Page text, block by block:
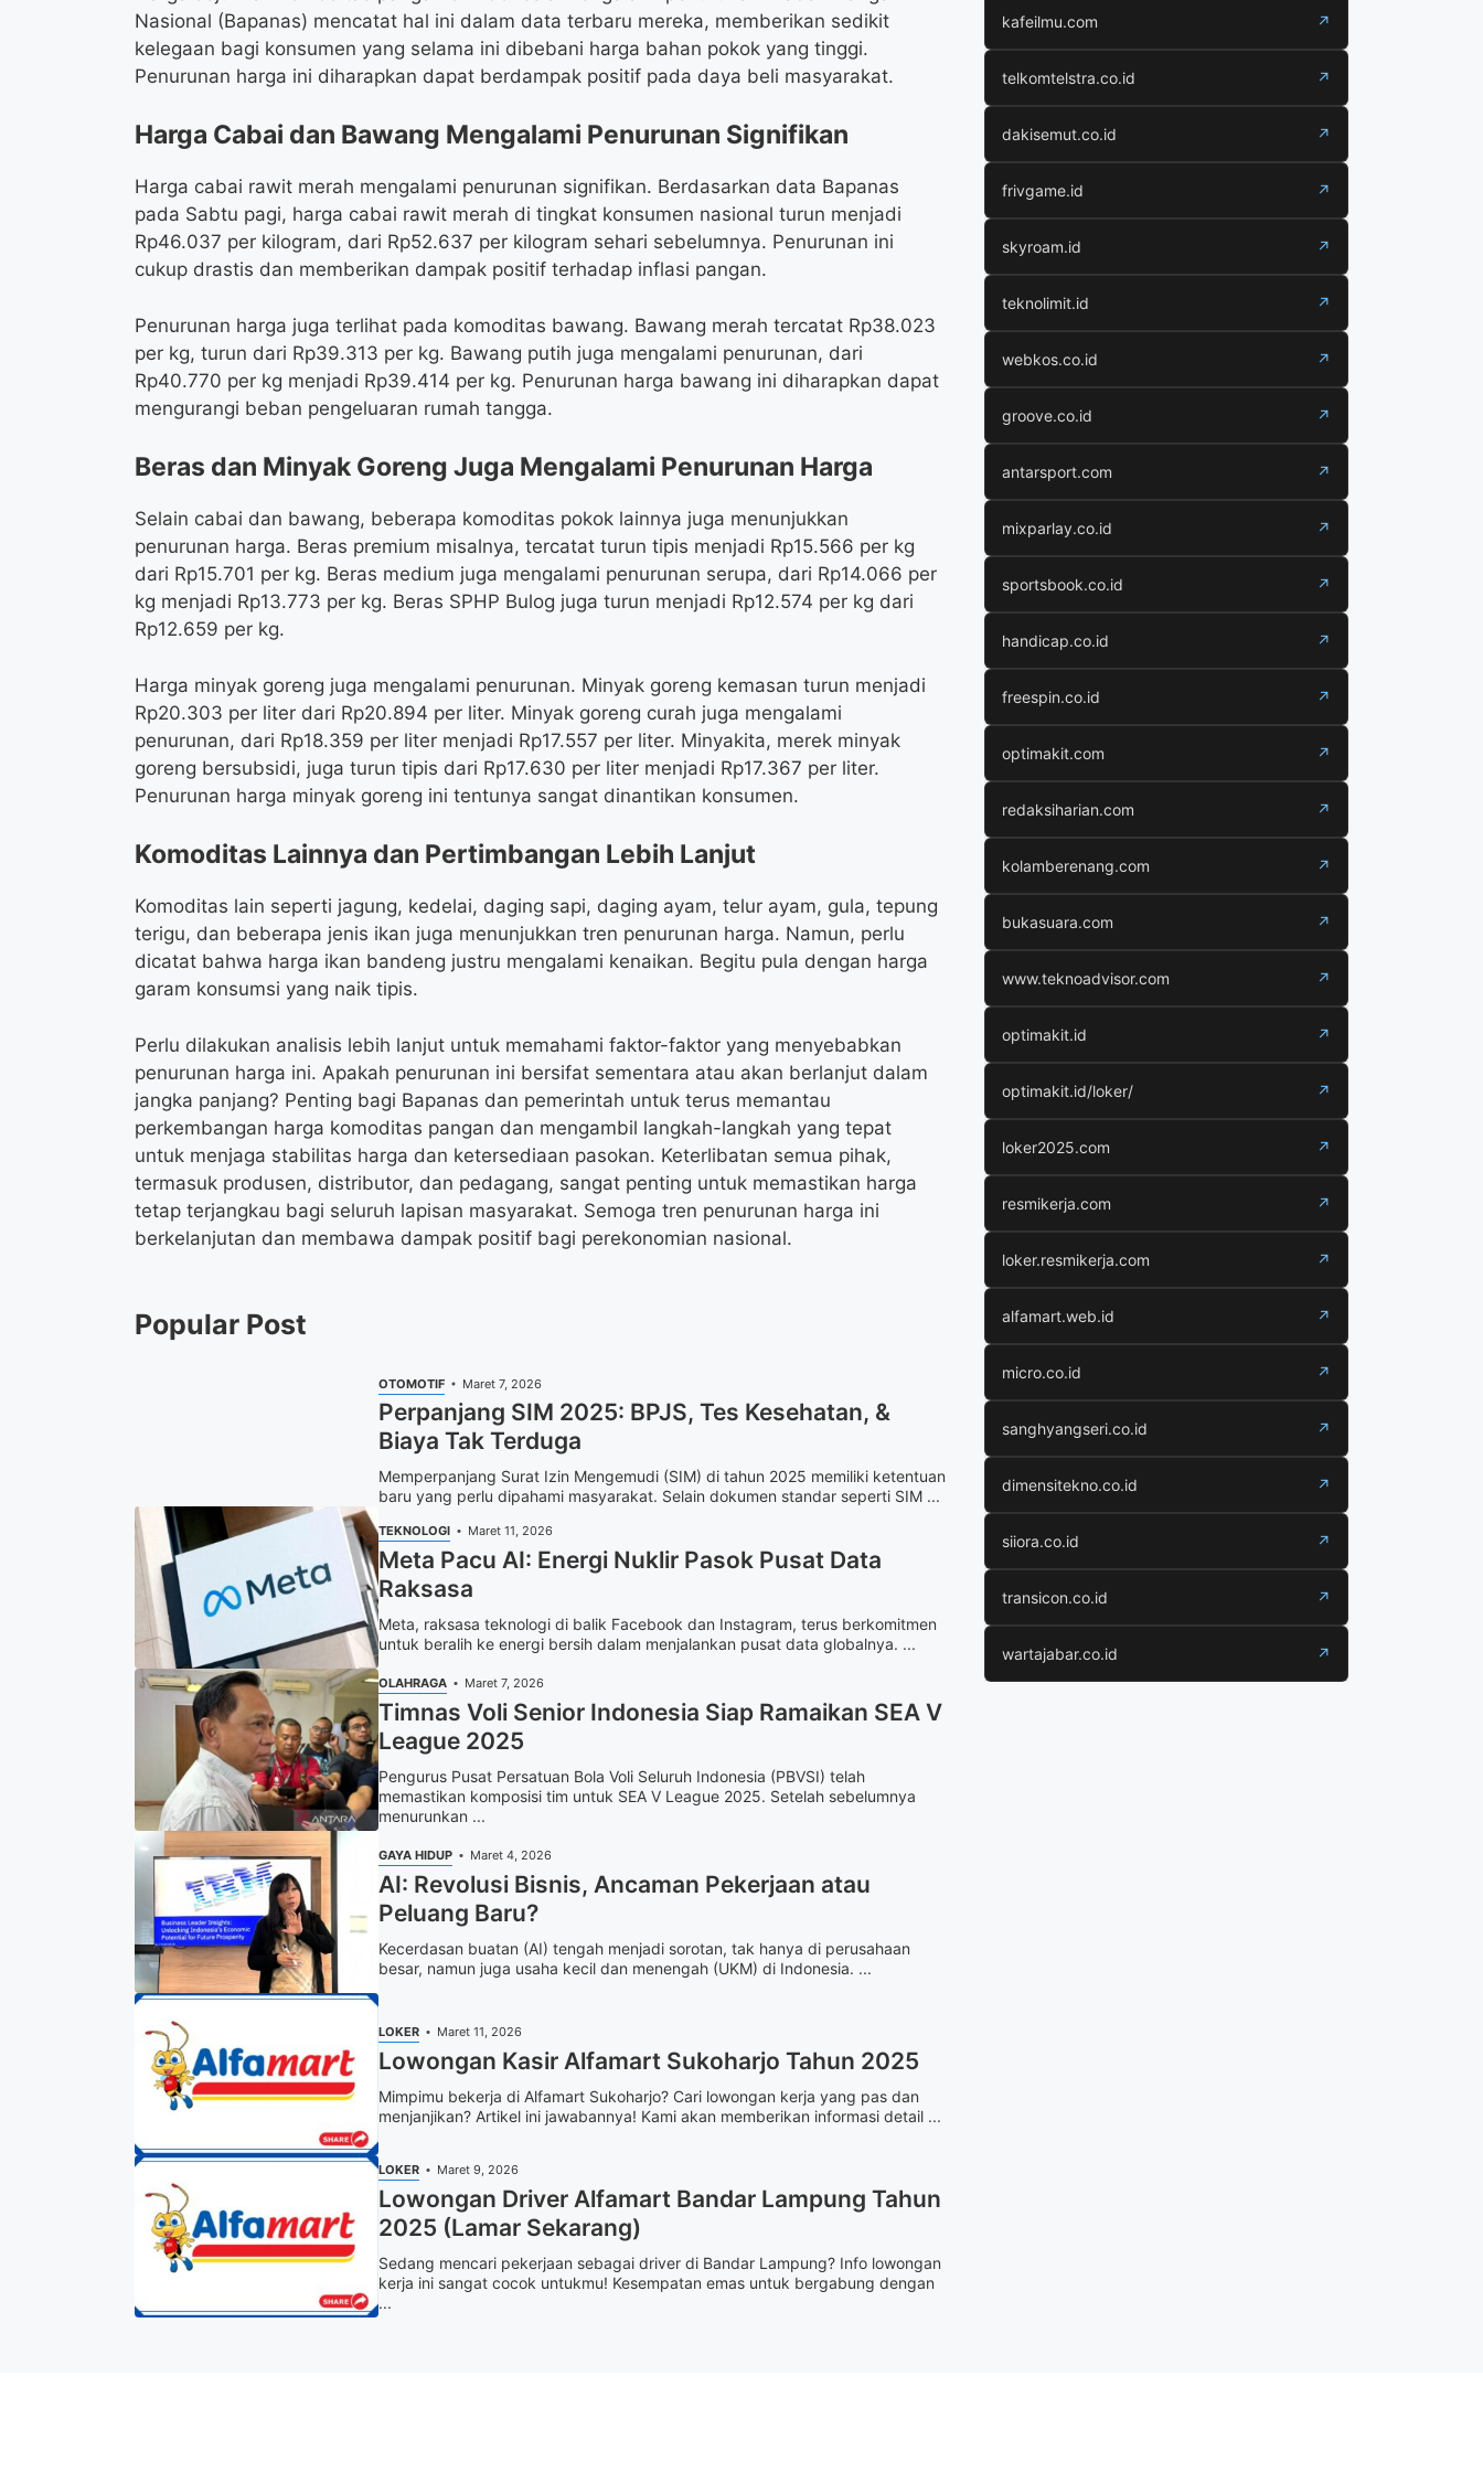
Nasional (Bapanas) mencatat hal ini dalam data terbaru mereka, memberikan sedikit
kelegaan bagi konsumen yang selama ini dibebani harga bahan pokok yang tinggi.
Penurunan harga ini diharapkan dapat berdampak positif pada daya beli masyarakat.
Harga Cabai dan Bawang Mengalami Penurunan Signifikan
Harga cabai rawit merah mengalami penurunan signifikan. Berdasarkan data Bapanas
pada Sabtu pagi, harga cabai rawit merah di tingkat konsumen nasional turun menjadi
Rp46.037 per kilogram, dari Rp52.637 per kilogram sehari sebelumnya. Penurunan ini
cukup drastis dan memberikan dampak positif terhadap inflasi pangan.
Penurunan harga juga terlihat pada komoditas bawang. Bawang merah tercatat Rp38.023
per kg, turun dari Rp39.313 per kg. Bawang putih juga mengalami penurunan, dari
Rp40.770 per kg menjadi Rp39.414 per kg. Penurunan harga bawang ini diharapkan dapat
mengurangi beban pengeluaran rumah tangga.
Beras dan Minyak Goreng Juga Mengalami Penurunan Harga
Selain cabai dan bawang, beberapa komoditas pokok lainnya juga menunjukkan
penurunan harga. Beras premium misalnya, tercatat turun tipis menjadi Rp15.566 per kg
dari Rp15.701 per kg. Beras medium juga mengalami penurunan serupa, dari Rp14.066 per
kg menjadi Rp13.773 per kg. Beras SPHP Bulog juga turun menjadi Rp12.574 per kg dari
Rp12.659 per kg.
Harga minyak goreng juga mengalami penurunan. Minyak goreng kemasan turun menjadi
Rp20.303 per liter dari Rp20.894 per liter. Minyak goreng curah juga mengalami
penurunan, dari Rp18.359 per liter menjadi Rp17.557 per liter. Minyakita, merek minyak
goreng bersubsidi, juga turun tipis dari Rp17.630 per liter menjadi Rp17.367 per liter.
Penurunan harga minyak goreng ini tentunya sangat dinantikan konsumen.
Komoditas Lainnya dan Pertimbangan Lebih Lanjut
Komoditas lain seperti jagung, kedelai, daging sapi, daging ayam, telur ayam, gula, tepung
terigu, dan beberapa jenis ikan juga menunjukkan tren penurunan harga. Namun, perlu
dicatat bahwa harga ikan bandeng justru mengalami kenaikan. Begitu pula dengan harga
garam konsumsi yang naik tipis.
Perlu dilakukan analisis lebih lanjut untuk memahami faktor-faktor yang menyebabkan
penurunan harga ini. Apakah penurunan ini bersifat sementara atau akan berlanjut dalam
jangka panjang? Penting bagi Bapanas dan pemerintah untuk terus memantau
perkembangan harga komoditas pangan dan mengambil langkah-langkah yang tepat
untuk menjaga stabilitas harga dan ketersediaan pasokan. Keterlibatan semua pihak,
termasuk produsen, distributor, dan pedagang, sangat penting untuk memastikan harga
tetap terjangkau bagi seluruh lapisan masyarakat. Semoga tren penurunan harga ini
berkelanjutan dan membawa dampak positif bagi perekonomian nasional.
Popular Post
OTOMOTIF Maret 7, 2026
Perpanjang SIM 2025: BPJS, Tes Kesehatan, &
Biaya Tak Terduga
Memperpanjang Surat Izin Mengemudi (SIM) di tahun 2025 memiliki ketentuan
baru yang perlu dipahami masyarakat. Selain dokumen standar seperti SIM ...
TEKNOLOGI Maret 11, 2026
Meta Pacu AI: Energi Nuklir Pasok Pusat Data
Raksasa
Meta, raksasa teknologi di balik Facebook dan Instagram, terus berkomitmen
untuk beralih ke energi bersih dalam menjalankan pusat data globalnya. ...
OLAHRAGA Maret 7, 2026
Timnas Voli Senior Indonesia Siap Ramaikan SEA V
League 2025
Pengurus Pusat Persatuan Bola Voli Seluruh Indonesia (PBVSI) telah
memastikan komposisi tim untuk SEA V League 2025. Setelah sebelumnya
menurunkan ...
GAYA HIDUP Maret 4, 2026
AI: Revolusi Bisnis, Ancaman Pekerjaan atau
Peluang Baru?
Kecerdasan buatan (AI) tengah menjadi sorotan, tak hanya di perusahaan
besar, namun juga usaha kecil dan menengah (UKM) di Indonesia. ...
LOKER Maret 11, 2026
Lowongan Kasir Alfamart Sukoharjo Tahun 2025
Mimpimu bekerja di Alfamart Sukoharjo? Cari lowongan kerja yang pas dan
menjanjikan? Artikel ini jawabannya! Kami akan memberikan informasi detail ...
LOKER Maret 9, 2026
Lowongan Driver Alfamart Bandar Lampung Tahun
2025 (Lamar Sekarang)
Sedang mencari pekerjaan sebagai driver di Bandar Lampung? Info lowongan
kerja ini sangat cocok untukmu! Kesempatan emas untuk bergabung dengan
...
kafeilmu.com ↗
telkomtelstra.co.id ↗
dakisemut.co.id ↗
frivgame.id ↗
skyroam.id ↗
teknolimit.id ↗
webkos.co.id ↗
groove.co.id ↗
antarsport.com ↗
mixparlay.co.id ↗
sportsbook.co.id ↗
handicap.co.id ↗
freespin.co.id ↗
optimakit.com ↗
redaksiharian.com ↗
kolamberenang.com ↗
bukasuara.com ↗
www.teknoadvisor.com ↗
optimakit.id ↗
optimakit.id/loker/ ↗
loker2025.com ↗
resmikerja.com ↗
loker.resmikerja.com ↗
alfamart.web.id ↗
micro.co.id ↗
sanghyangseri.co.id ↗
dimensitekno.co.id ↗
siiora.co.id ↗
transicon.co.id ↗
wartajabar.co.id ↗